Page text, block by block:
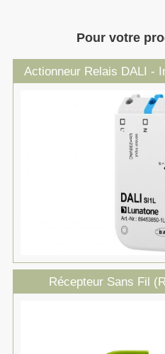
Pour votre
Actionneur Relais DALI -
Récepteur Sans Fil